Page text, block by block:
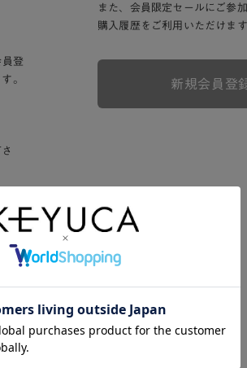
登
。
また、会員限定セールにご参
購入履歴をご利用いただけま
新規会員登